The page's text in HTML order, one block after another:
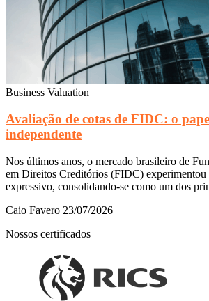
Business Valuation
Avaliação de cotas de FIDC: o
independente
Nos últimos anos, o mercado brasileiro de
em Direitos Creditórios (FIDC) experimentou
expressivo, consolidando-se como um dos
Caio Favero 23/07/2026
Nossos certificados